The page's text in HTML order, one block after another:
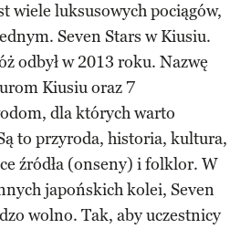
wiele luksusowych pociągów,
Seven Stars w Kiusiu.
odbył w 2013 roku. Nazwę
Kiusiu oraz 7
dla których warto
to przyroda, historia, kultura,
źródła (onseny) i folklor. W
japońskich kolei, Seven
wolno. Tak, aby uczestnicy